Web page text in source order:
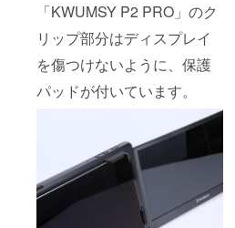
「KWUMSY P2 PRO」のク
リップ部分はディスプレイ
を傷つけないように、保護
パッドが付いています。